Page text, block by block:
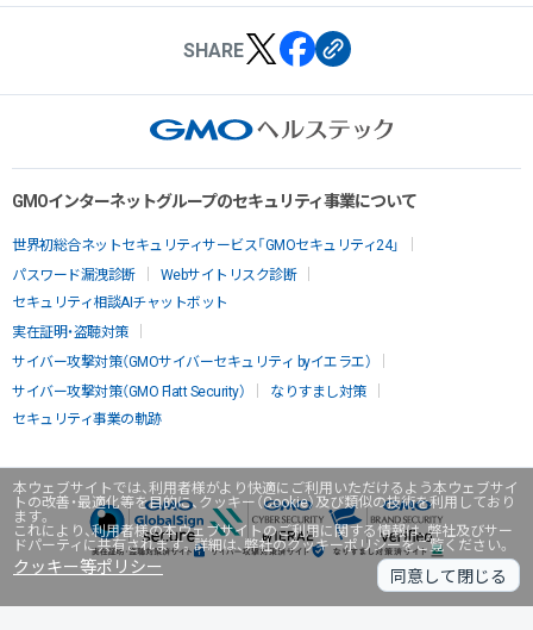
本ウェブサイトでは、利用者様がより快適にご利用いただけるよう本ウェブサイ
トの改善・最適化等を目的に、クッキー（Cookie）及び類似の技術を利用しており
ます。
これにより、利用者様の本ウェブサイトのご利用に関する情報は、弊社及びサー
ドパーティに共有されます。詳細は、弊社のクッキーポリシーをご覧ください。
クッキー等ポリシー 同意して閉じる
SHARE
GMOインターネットグループのセキュリティ事業について
世界初総合ネットセキュリティサービス「GMOセキュリティ24」
パスワード漏洩診断
Webサイトリスク診断
セキュリティ相談AIチャットボット
実在証明・盗聴対策
サイバー攻撃対策（GMOサイバーセキュリティ byイエラエ）
サイバー攻撃対策（GMO Flatt Security）
なりすまし対策
セキュリティ事業の軌跡